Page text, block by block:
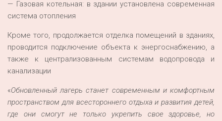
— Газовая котельная: в здании установлена современная
система отопления
Кроме того, продолжается отделка помещений в зданиях,
проводится подключение объекта к энергоснабжению, а
также к централизованным системам водопровода и
канализации
«Обновленный лагерьстанет современным и комфортным
пространством для всестороннего отдыха и развития детей,
где они смогут не только укрепить свое здоровье, но